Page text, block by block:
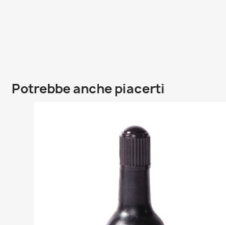
Potrebbe anche piacerti